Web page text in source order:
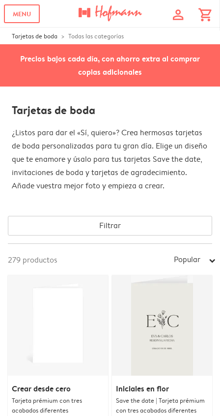
MENU profile shopping_cart
Tarjetas de boda Todas las categorías
Precios bajos cada día, con ahorro extra al comprar
copias adicionales
Tarjetas de boda
¿Listos para dar el «Sí, quiero»? Crea hermosas tarjetas
de boda personalizadas para tu gran día. Elige un diseño
que te enamore y úsalo para tus tarjetas Save the date,
invitaciones de boda y tarjetas de agradecimiento.
Añade vuestra mejor foto y empieza a crear.
Filtrar
279 productos Popular arrow_right
Crear desde cero
Tarjeta prémium con tres
acabados diferentes
Iniciales en flor
Save the date | Tarjeta prémium
con tres acabados diferentes